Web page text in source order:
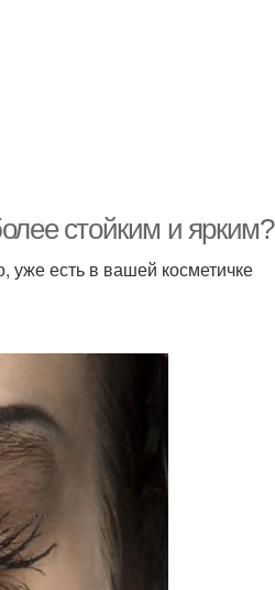
стойким и ярким?
уже есть в вашей косметичке